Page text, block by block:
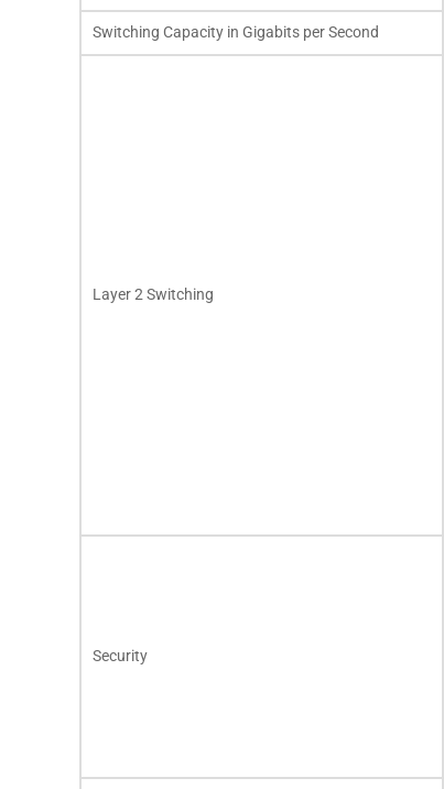
Switching Capacity in Gigabits per Second
Layer 2 Switching
Security